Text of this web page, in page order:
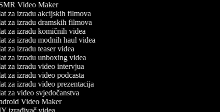
Video Maker
za izradu akcijskih filmova
za izradu dramskih filmova
za izradu komičnih videa
za izradu modnih haul videa
za izradu teaser videa
za izradu unboxing videa
za izradu video intervjua
za izradu video podcasta
za izradu video prezentacija
za video svjedočanstva
Video Maker